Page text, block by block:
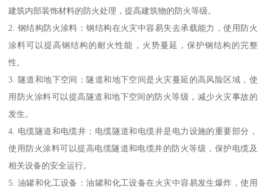
建筑内部装饰材料的防火处理，提高建筑物的防火等级。
2. 钢结构防火涂料：钢结构在火灾中容易失去承载能力，使用防火
涂料可以提高钢结构的耐火性能，火势蔓延，保护钢结构的完整
性。
3. 隧道和地下空间：隧道和地下空间是火灾蔓延的高风险区域，使
用防火涂料可以提高隧道和地下空间的防火等级，减少火灾事故的
发生。
4. 电缆隧道和电缆井：电缆隧道和电缆井是电力设施的重要部分，
使用防火涂料可以提高电缆隧道和电缆井的防火等级，保护电缆及
相关设备的安全运行。
5. 油罐和化工设备：油罐和化工设备在火灾中容易发生爆炸，使用